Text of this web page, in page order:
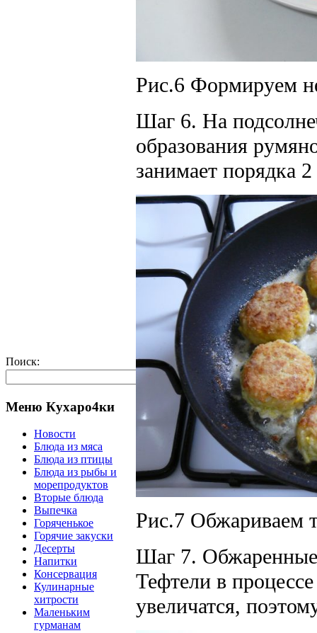
Поиск:
Меню Кухаро4ки
Новости
Блюда из мяса
Блюда из птицы
Блюда из рыбы и
морепродуктов
Вторые блюда
Выпечка
Горяченькое
Горячие закуски
Десерты
Напитки
Консервация
Кулинарные
хитрости
Маленьким
гурманам
Рис.6 Формируем
Шаг 6. На
образования
занимает порядка
Рис.7 Обжариваем
Шаг 7.
Тефтели в
увеличатся,